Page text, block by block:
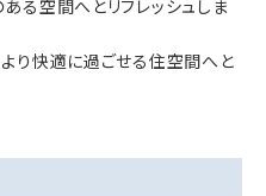
る空間へとリフレッシュしま
り快適に過ごせる住空間へと